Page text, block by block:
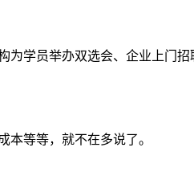
为学员举办双选会、企业上门
本等等，就不在多说了。